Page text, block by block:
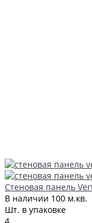
Стеновая панель
В наличии 100 м.кв.
Шт. в упаковке
4